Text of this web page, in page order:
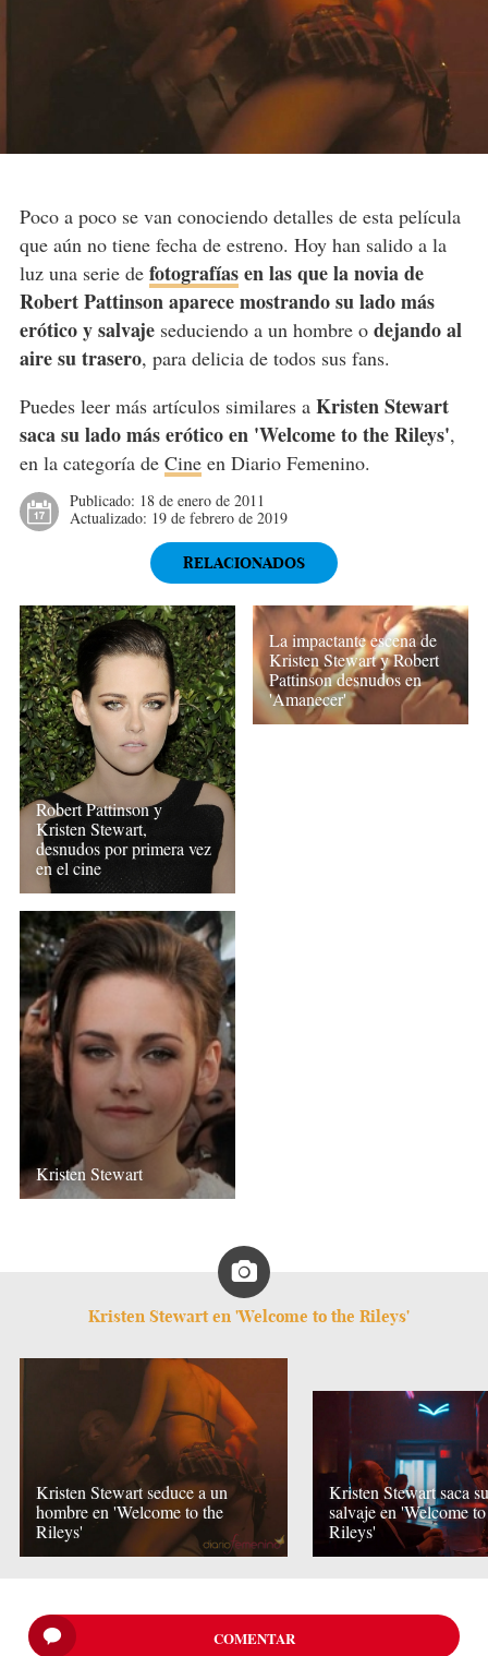
Poco a poco se van conociendo detalles de esta película
que aún no tiene fecha de estreno. Hoy han salido a la
luz una serie de fotografíasen las que la novia de
Robert Pattinson aparece mostrando su lado más
erótico y salvajeseduciendo a un hombre o dejando al
aire su trasero, para delicia de todos sus fans.
Puedes leer más artículos similares a Kristen Stewart
saca su lado más erótico en 'Welcome to the Rileys',
en la categoría de Cineen Diario Femenino.
Publicado: 18 de enero de 2011
Actualizado: 19 de febrero de 2019
RELACIONADOS
Robert Pattinson y
Kristen Stewart,
desnudos por primera vez
en el cine
La impactante escena de
Kristen Stewart y Robert
Pattinson desnudos en
'Amanecer'
Kristen Stewart
Kristen Stewart en 'Welcome to the Rileys'
Kristen Stewart seduce a un
hombre en 'Welcome to the
Rileys'
Kristen Stewart saca
salvaje en 'Welcome
Rileys'
COMENTAR